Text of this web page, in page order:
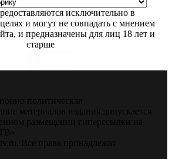
исключительно в
и могут не совпадать с мнением
и предназначены для лиц 18 лет и
старше
политическая
материалов издания допускается
размещении гиперссылки на
Все права принадлежат